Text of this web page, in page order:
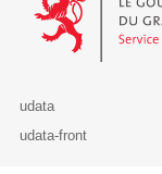
udata
udata-front